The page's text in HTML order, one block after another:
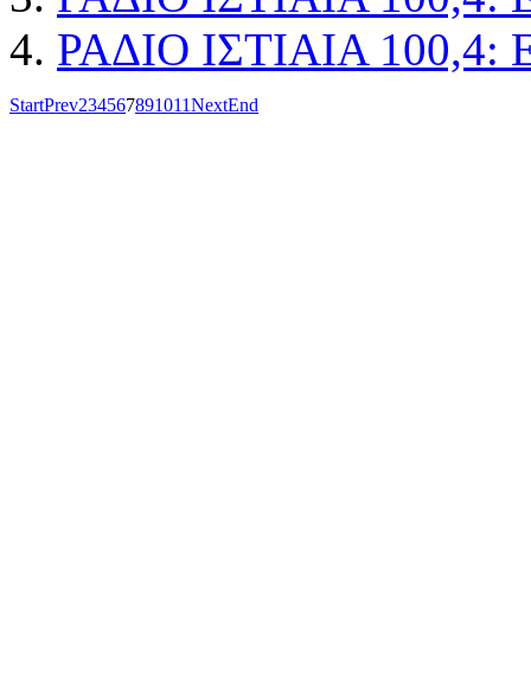
ΡΑΔΙΟ ΙΣΤΙΑΙΑ 100,4:
StartPrev234567891011NextEnd